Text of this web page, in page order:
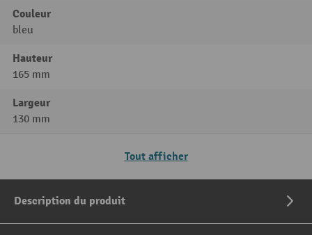
Couleur
bleu
Hauteur
165 mm
Largeur
130 mm
Tout afficher
Description du produit